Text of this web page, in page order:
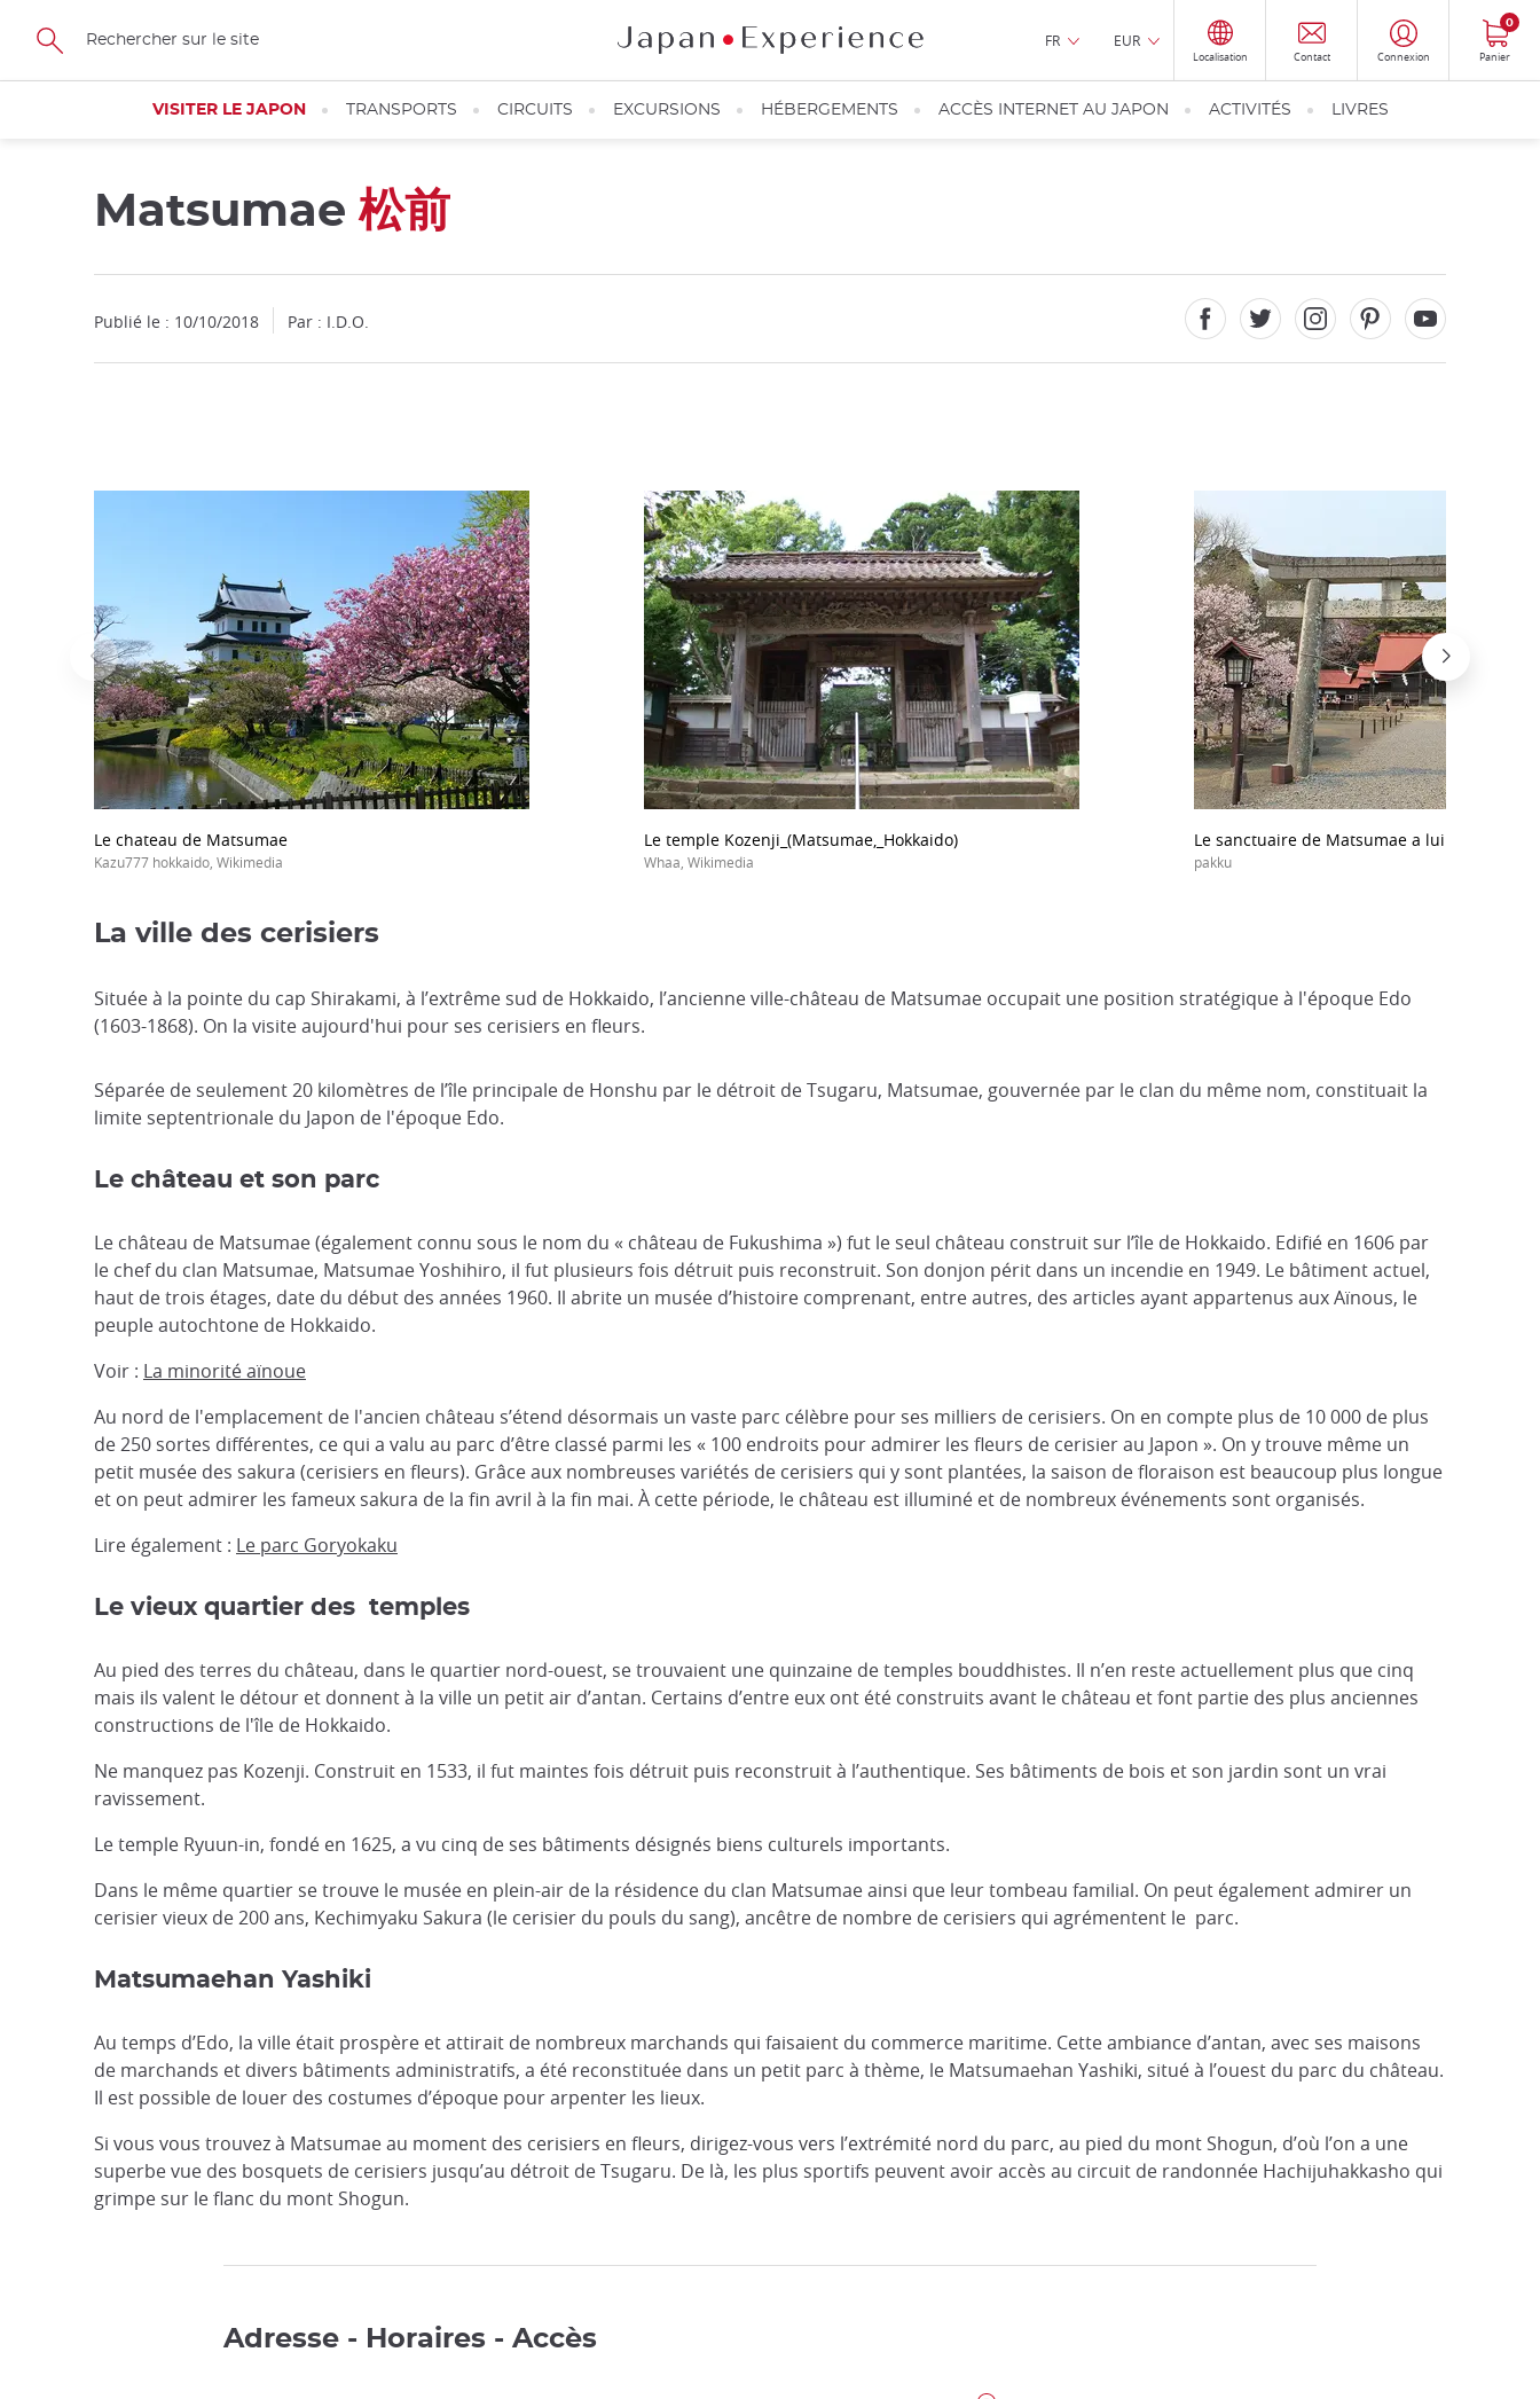
Skip
main
FR EUR
Localisation Contact Connexion Panier
0
VISITER LE JAPON TRANSPORTS CIRCUITS EXCURSIONS HÉBERGEMENTS ACCÈS INTERNET AU JAPON ACTIVITÉS LIVRES
Matsumae松前
Publié le : 10/10/2018 Par : I.D.O.
Le chateau de Matsumae
Kazu777 hokkaido, Wikimedia
Le temple Kozenji_(Matsumae,_Hokkaido)
Whaa, Wikimedia
Le sanctuaire de Matsumae a lui aussi ses
pakku
La ville des cerisiers
Située à la pointe du cap Shirakami, à l’extrême sud de Hokkaido, l’ancienne ville-château de Matsumae occupait une position stratégique à l'époque Edo
(1603-1868). On la visite aujourd'hui pour ses cerisiers en fleurs.
Séparée de seulement 20 kilomètres de l’île principale de Honshu par le détroit de Tsugaru, Matsumae, gouvernée par le clan du même nom, constituait la
limite septentrionale du Japon de l'époque Edo.
Le château et son parc
Le château de Matsumae (également connu sous le nom du « château de Fukushima ») fut le seul château construit sur l’île de Hokkaido. Edifié en 1606 par
le chef du clan Matsumae, Matsumae Yoshihiro, il fut plusieurs fois détruit puis reconstruit. Son donjon périt dans un incendie en 1949. Le bâtiment actuel,
haut de trois étages, date du début des années 1960. Il abrite un musée d’histoire comprenant, entre autres, des articles ayant appartenus aux Aïnous, le
peuple autochtone de Hokkaido.
Voir : La minorité aïnoue
Au nord de l'emplacement de l'ancien château s’étend désormais un vaste parc célèbre pour ses milliers de cerisiers. On en compte plus de 10 000 de plus
de 250 sortes différentes, ce qui a valu au parc d’être classé parmi les « 100 endroits pour admirer les fleurs de cerisier au Japon ». On y trouve même un
petit musée des sakura (cerisiers en fleurs). Grâce aux nombreuses variétés de cerisiers qui y sont plantées, la saison de floraison est beaucoup plus longue
et on peut admirer les fameux sakura de la fin avril à la fin mai. À cette période, le château est illuminé et de nombreux événements sont organisés.
Lire également : Le parc Goryokaku
Le vieux quartier des temples
Au pied des terres du château, dans le quartier nord-ouest, se trouvaient une quinzaine de temples bouddhistes. Il n’en reste actuellement plus que cinq
mais ils valent le détour et donnent à la ville un petit air d’antan. Certains d’entre eux ont été construits avant le château et font partie des plus anciennes
constructions de l'île de Hokkaido.
Ne manquez pas Kozenji. Construit en 1533, il fut maintes fois détruit puis reconstruit à l’authentique. Ses bâtiments de bois et son jardin sont un vrai
ravissement.
Le temple Ryuun-in, fondé en 1625, a vu cinq de ses bâtiments désignés biens culturels importants.
Dans le même quartier se trouve le musée en plein-air de la résidence du clan Matsumae ainsi que leur tombeau familial. On peut également admirer un
cerisier vieux de 200 ans, Kechimyaku Sakura (le cerisier du pouls du sang), ancêtre de nombre de cerisiers qui agrémentent le parc.
Matsumaehan Yashiki
Au temps d’Edo, la ville était prospère et attirait de nombreux marchands qui faisaient du commerce maritime. Cette ambiance d’antan, avec ses maisons
de marchands et divers bâtiments administratifs, a été reconstituée dans un petit parc à thème, le Matsumaehan Yashiki, situé à l’ouest du parc du château.
Il est possible de louer des costumes d’époque pour arpenter les lieux.
Si vous vous trouvez à Matsumae au moment des cerisiers en fleurs, dirigez-vous vers l’extrémité nord du parc, au pied du mont Shogun, d’où l’on a une
superbe vue des bosquets de cerisiers jusqu’au détroit de Tsugaru. De là, les plus sportifs peuvent avoir accès au circuit de randonnée Hachijuhakkasho qui
grimpe sur le flanc du mont Shogun.
Adresse - Horaires - Accès